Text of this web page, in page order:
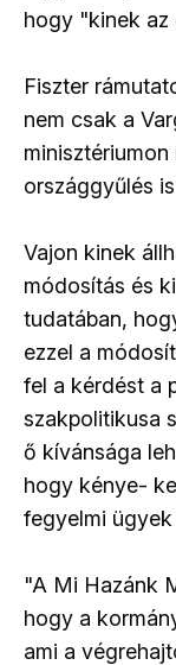
hogy "kinek az
Fiszter
nem csak a
országgyűlés
Vajon kinek
módosítás és
tudatában,
ezzel a
fel a kérdést a
szakpolitikusa
ő kívánsága
hogy kénye-
fegyelmi ügyek
"A Mi Hazánk
hogy a
ami a